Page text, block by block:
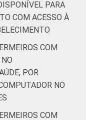
PARA
COM ACESSO À
COM
POR
NO
COM